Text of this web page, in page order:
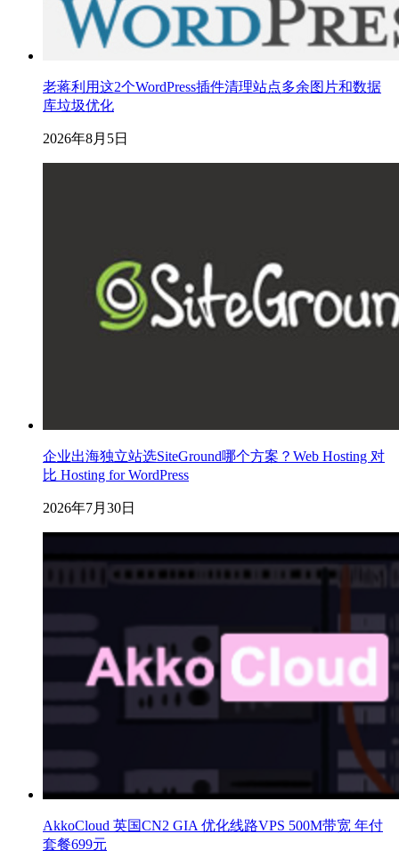
老蒋利用这2个WordPress插件清理站点多余图片和数据
库垃圾优化
2026年8月5日
企业出海独立站选SiteGround哪个方案？Web Hosting 对
比 Hosting for WordPress
2026年7月30日
AkkoCloud 英国CN2 GIA 优化线路VPS 500M带宽 年付
套餐699元